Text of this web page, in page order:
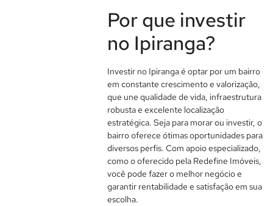
Por que investir
no Ipiranga?
Investir no Ipiranga é optar por um bairro
em constante crescimento e valorização,
que une qualidade de vida, infraestrutura
robusta e excelente localização
estratégica. Seja para morar ou investir, o
bairro oferece ótimas oportunidades para
diversos perfis. Com apoio especializado,
como o oferecido pela Redefine Imóveis,
você pode fazer o melhor negócio e
garantir rentabilidade e satisfação em sua
escolha.